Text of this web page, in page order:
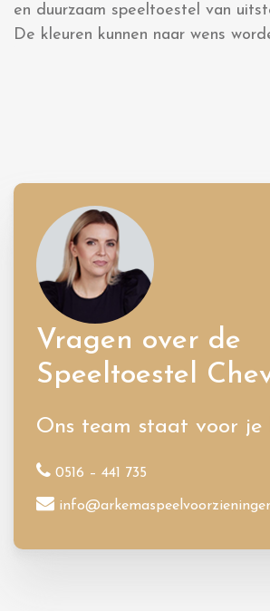
en duurzaam speeltoestel van
De kleuren kunnen naar wens
Vragen over de
Speeltoestel
Ons team staat voor je
0516 – 441 735